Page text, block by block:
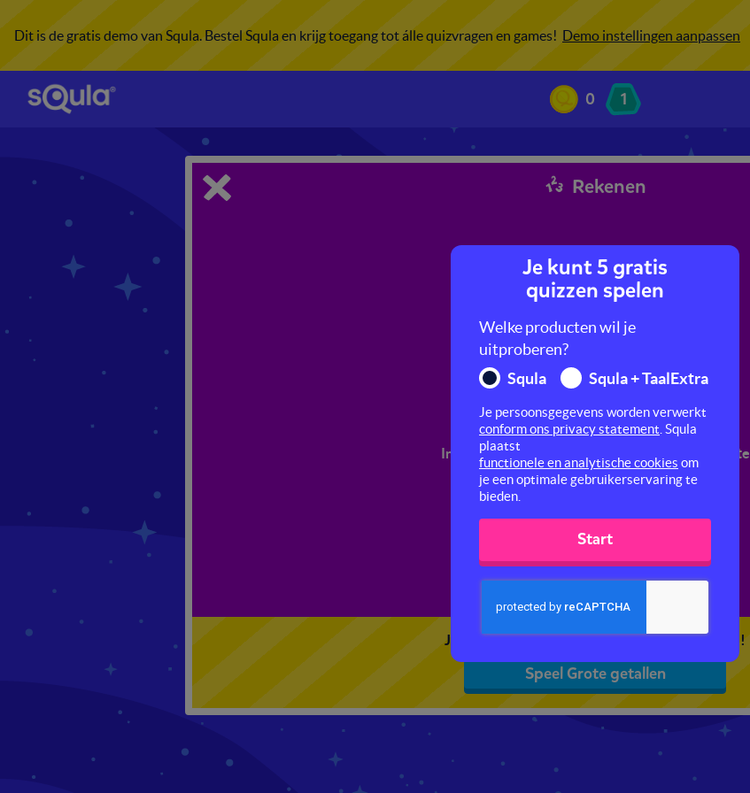
Dit is de gratis demo van Squla. Bestel Squla en krijg toegang tot álle quizvragen en games! Demo instellingen aanpassen
0 1
Rekenen
In dit filmpje leer je hoe je deelsommen met grote
getallen makkelijker kunt uitrekenen met een
hulpsom.
Je kunt 5 gratis quizzen spelen. Speel de eerste!
Speel Grote getallen
Je kunt 5 gratis
quizzen spelen
Welke producten wil je
uitproberen?
Squla
Squla + TaalExtra
Je persoonsgegevens worden verwerkt
conform ons privacy statement . Squla
plaatst
functionele en analytische cookies om
je een optimale gebruikerservaring te
bieden.
Start